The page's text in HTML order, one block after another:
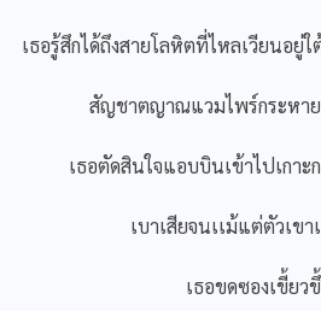
เธอรู้สึกได้ถึงสายโลหิตที่ไหลเวียนอ
สัญชาตญาณแวมไพร์กระหาย
เธอตัดสินใจแอบบินเข้าไปเกาะ
เบาเสียจนเเม้แต่ตัวเขา
เธอขดซองเขี้ยว